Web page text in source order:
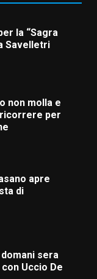
la “Sagra
Savelletri
non molla e
per
apre
di
sera
Uccio De